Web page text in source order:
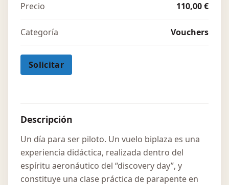
Precio 110,00 €
Categoría Vouchers
Solicitar
Descripción
Un día para ser piloto. Un vuelo biplaza es una
experiencia didáctica, realizada dentro del
espíritu aeronáutico del “discovery day”, y
constituye una clase práctica de parapente en